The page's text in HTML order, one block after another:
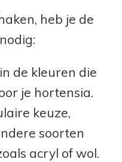
heb je de
de kleuren die
je hortensia.
keuze,
soorten
acryl of wol.